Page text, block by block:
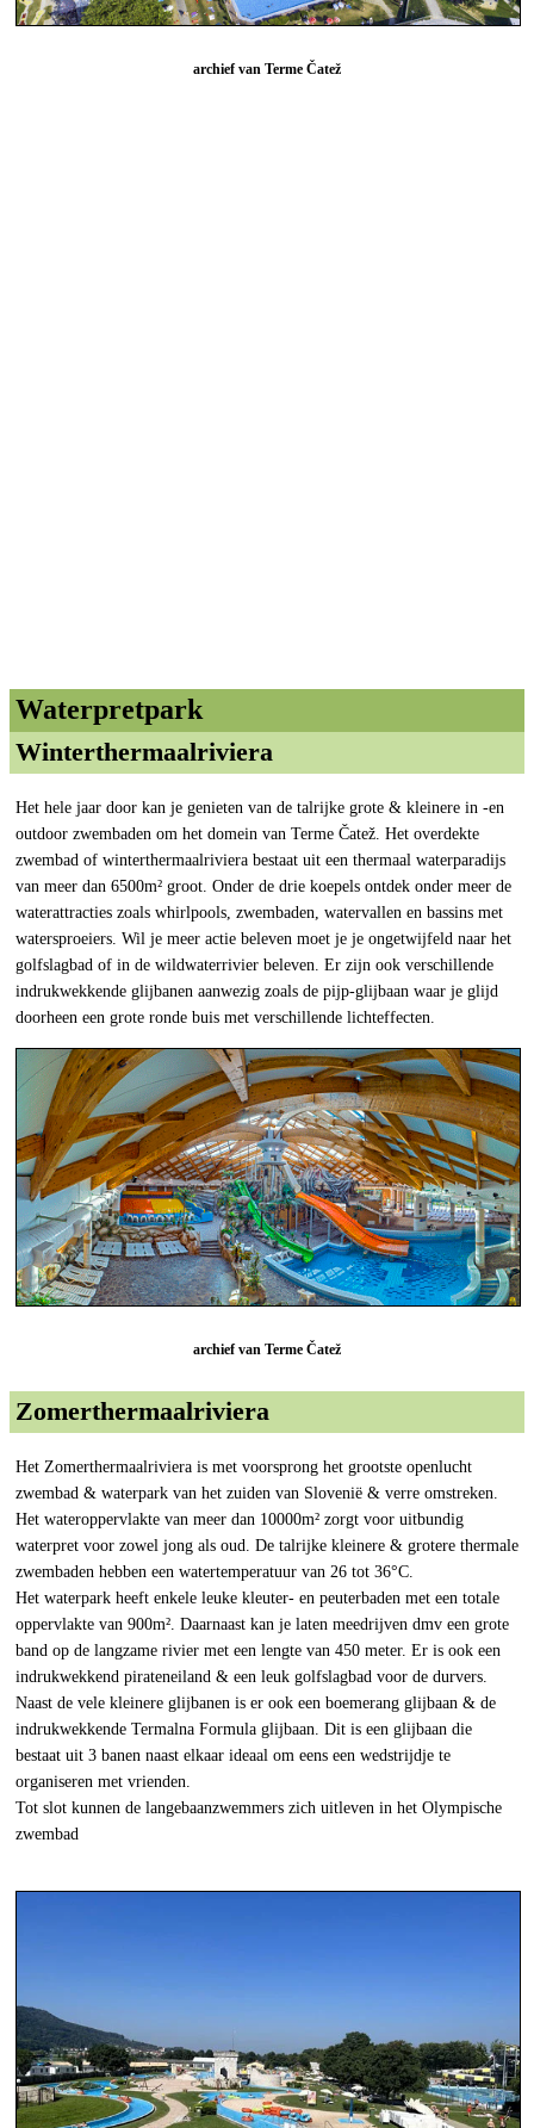
archief van Terme Čatež
Waterpretpark
Winterthermaalriviera
Het hele jaar door kan je genieten van de talrijke grote & kleinere in -en
outdoor zwembaden om het domein van Terme Čatež. Het overdekte
zwembad of winterthermaalriviera bestaat uit een thermaal waterparadijs
van meer dan 6500m² groot. Onder de drie koepels ontdek onder meer de
waterattracties zoals whirlpools, zwembaden, watervallen en bassins met
watersproeiers. Wil je meer actie beleven moet je je ongetwijfeld naar het
golfslagbad of in de wildwaterrivier beleven. Er zijn ook verschillende
indrukwekkende glijbanen aanwezig zoals de pijp-glijbaan waar je glijd
doorheen een grote ronde buis met verschillende lichteffecten.
archief van Terme Čatež
Zomerthermaalriviera
Het Zomerthermaalriviera is met voorsprong het grootste openlucht
zwembad & waterpark van het zuiden van Slovenië & verre omstreken.
Het wateroppervlakte van meer dan 10000m² zorgt voor uitbundig
waterpret voor zowel jong als oud. De talrijke kleinere & grotere thermale
zwembaden hebben een watertemperatuur van 26 tot 36°C.
Het waterpark heeft enkele leuke kleuter- en peuterbaden met een totale
oppervlakte van 900m². Daarnaast kan je laten meedrijven dmv een grote
band op de langzame rivier met een lengte van 450 meter. Er is ook een
indrukwekkend pirateneiland & een leuk golfslagbad voor de durvers.
Naast de vele kleinere glijbanen is er ook een boemerang glijbaan & de
indrukwekkende Termalna Formula glijbaan. Dit is een glijbaan die
bestaat uit 3 banen naast elkaar ideaal om eens een wedstrijdje te
organiseren met vrienden.
Tot slot kunnen de langebaanzwemmers zich uitleven in het Olympische
zwembad